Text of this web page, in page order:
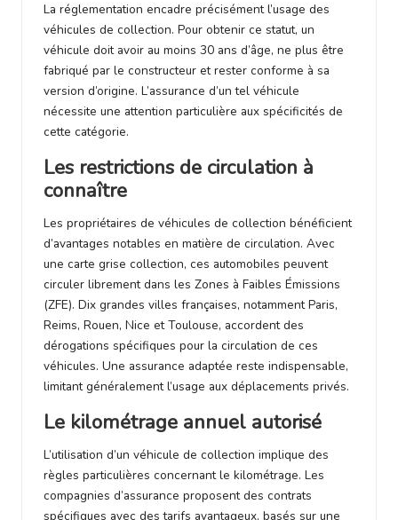
La réglementation encadre précisément l’usage des
véhicules de collection. Pour obtenir ce statut, un
véhicule doit avoir au moins 30 ans d’âge, ne plus être
fabriqué par le constructeur et rester conforme à sa
version d’origine. L’assurance d’un tel véhicule
nécessite une attention particulière aux spécificités de
cette catégorie.
Les restrictions de circulation à
connaître
Les propriétaires de véhicules de collection bénéficient
d’avantages notables en matière de circulation. Avec
une carte grise collection, ces automobiles peuvent
circuler librement dans les Zones à Faibles Émissions
(ZFE). Dix grandes villes françaises, notamment Paris,
Reims, Rouen, Nice et Toulouse, accordent des
dérogations spécifiques pour la circulation de ces
véhicules. Une assurance adaptée reste indispensable,
limitant généralement l’usage aux déplacements privés.
Le kilométrage annuel autorisé
L’utilisation d’un véhicule de collection implique des
règles particulières concernant le kilométrage. Les
compagnies d’assurance proposent des contrats
spécifiques avec des tarifs avantageux, basés sur une